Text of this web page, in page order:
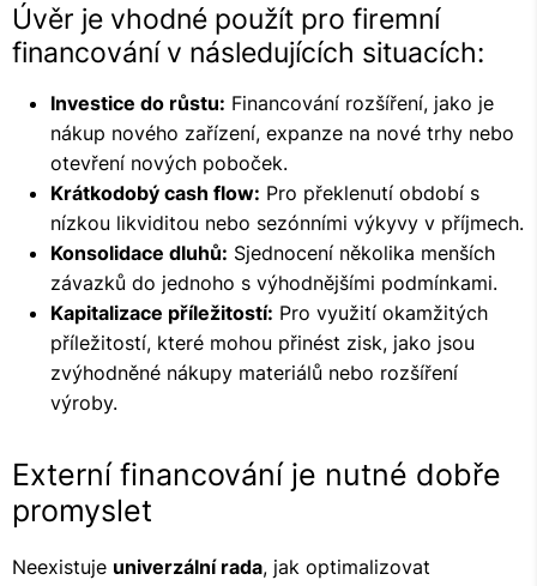
Úvěr je vhodné použít pro firemní
financování v následujících situacích:
Investice do růstu: Financování rozšíření, jako je
nákup nového zařízení, expanze na nové trhy nebo
otevření nových poboček.
Krátkodobý cash flow: Pro překlenutí období s
nízkou likviditou nebo sezónními výkyvy v příjmech.
Konsolidace dluhů: Sjednocení několika menších
závazků do jednoho s výhodnějšími podmínkami.
Kapitalizace příležitostí: Pro využití okamžitých
příležitostí, které mohou přinést zisk, jako jsou
zvýhodněné nákupy materiálů nebo rozšíření
výroby.
Externí financování je nutné dobře
promyslet
Neexistuje univerzální rada, jak optimalizovat